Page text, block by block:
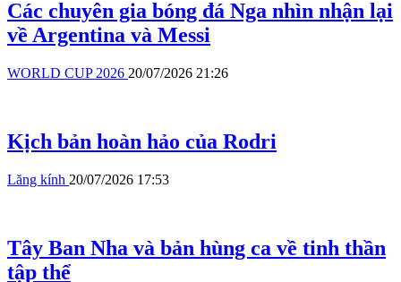
Các chuyên gia bóng đá Nga nhìn nhận lại
về Argentina và Messi
WORLD CUP 2026 20/07/2026 21:26
Kịch bản hoàn hảo của Rodri
Lăng kính 20/07/2026 17:53
Tây Ban Nha và bản hùng ca về tinh thần
tập thể